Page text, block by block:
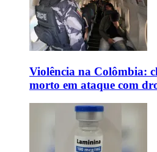
Violência na Colômbia:
morto em ataque com